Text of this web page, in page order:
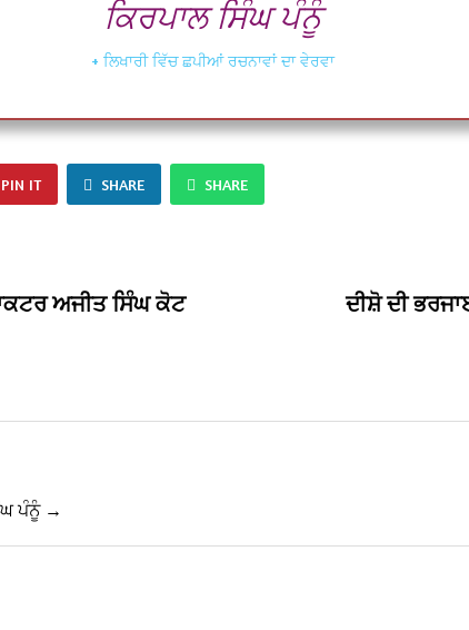
ਕਿਰਪਾਲ ਸਿੰਘ ਪੰਨੂੰ
+ ਲਿਖਾਰੀ ਵਿੱਚ ਛਪੀਆਂ ਰਚਨਾਵਾਂ ਦਾ ਵੇਰਵਾ
PIN IT SHARE SHARE
ਅਜੀਤ ਸਿੰਘ ਕੋਟ
ਦੀਸ਼ੋ ਦੀ
ਪੰਨੂੰ →